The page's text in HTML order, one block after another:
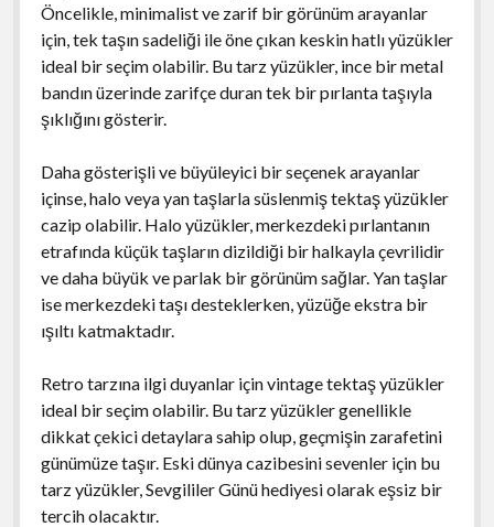
Öncelikle, minimalist ve zarif bir görünüm arayanlar
için, tek taşın sadeliği ile öne çıkan keskin hatlı yüzükler
ideal bir seçim olabilir. Bu tarz yüzükler, ince bir metal
bandın üzerinde zarifçe duran tek bir pırlanta taşıyla
şıklığını gösterir.
Daha gösterişli ve büyüleyici bir seçenek arayanlar
içinse, halo veya yan taşlarla süslenmiş tektaş yüzükler
cazip olabilir. Halo yüzükler, merkezdeki pırlantanın
etrafında küçük taşların dizildiği bir halkayla çevrilidir
ve daha büyük ve parlak bir görünüm sağlar. Yan taşlar
ise merkezdeki taşı desteklerken, yüzüğe ekstra bir
ışıltı katmaktadır.
Retro tarzına ilgi duyanlar için vintage tektaş yüzükler
ideal bir seçim olabilir. Bu tarz yüzükler genellikle
dikkat çekici detaylara sahip olup, geçmişin zarafetini
günümüze taşır. Eski dünya cazibesini sevenler için bu
tarz yüzükler, Sevgililer Günü hediyesi olarak eşsiz bir
tercih olacaktır.